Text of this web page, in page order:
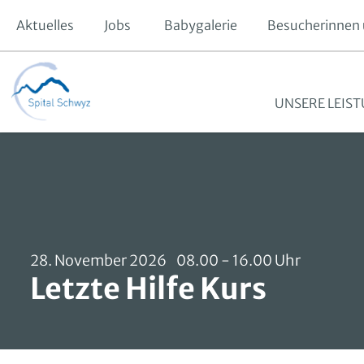
Aktuelles Jobs Babygalerie Besucherinnen
UNSERE
28. November 2026 08.00 - 16.00 Uhr
Letzte Hilfe Kurs